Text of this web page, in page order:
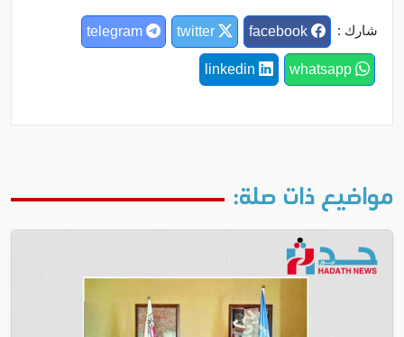
شارك :
مواضيع ذات صلة: